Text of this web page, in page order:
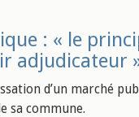
: « le
adjudicateur
d’un marché
sa commune.